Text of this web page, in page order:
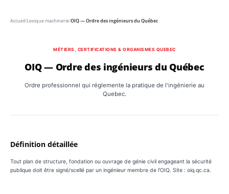
Accueil/Lexique machinerie/OIQ — Ordre des ingénieurs du Québec
MÉTIERS, CERTIFICATIONS & ORGANISMES QUEBEC
OIQ — Ordre des ingénieurs du Québec
Ordre professionnel qui réglemente la pratique de l'ingénierie au
Quebec.
Définition détaillée
Tout plan de structure, fondation ou ouvrage de génie civil engageant la sécurité
publique doit être signé/scellé par un ingénieur membre de l'OIQ. Site : oiq.qc.ca.